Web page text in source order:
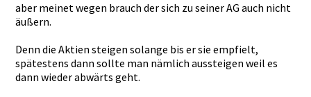
aber meinet wegen brauch der sich zu seiner AG auch nicht
äußern.
Denn die Aktien steigen solange bis er sie empfielt,
spätestens­ dann sollte man nämlich aussteigen­ weil es
dann wieder abwärts geht.